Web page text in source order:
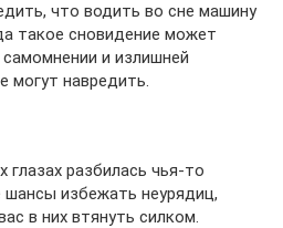
что водить во сне машину
такое сновидение может
и излишней
могут навредить.
разбилась чья-то
избежать неурядиц,
в них втянуть силком.